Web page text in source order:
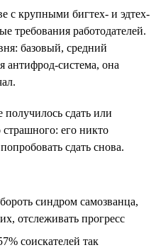
с крупными бигтех- и эдтех-
требования работодателей.
базовый, средний
антифрод-система, она
получилось сдать или
страшного: его никто
сдать снова.
синдром самозванца,
отслеживать прогресс
соискателей так